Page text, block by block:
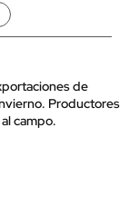
de
Productores
campo.